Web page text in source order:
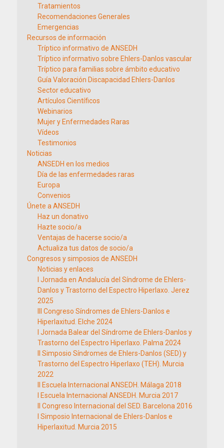
Tratamientos
Recomendaciones Generales
Emergencias
Recursos de información
Tríptico informativo de ANSEDH
Tríptico informativo sobre Ehlers-Danlos vascular
Tríptico para familias sobre ámbito educativo
Guía Valoración Discapacidad Ehlers-Danlos
Sector educativo
Artículos Científicos
Webinarios
Mujer y Enfermedades Raras
Vídeos
Testimonios
Noticias
ANSEDH en los medios
Día de las enfermedades raras
Europa
Convenios
Únete a ANSEDH
Haz un donativo
Hazte socio/a
Ventajas de hacerse socio/a
Actualiza tus datos de socio/a
Congresos y simposios de ANSEDH
Noticias y enlaces
I Jornada en Andalucía del Síndrome de Ehlers-
Danlos y Trastorno del Espectro Hiperlaxo. Jerez
2025
III Congreso Síndromes de Ehlers-Danlos e
Hiperlaxitud. Elche 2024
I Jornada Balear del Síndrome de Ehlers-Danlos y
Trastorno del Espectro Hiperlaxo. Palma 2024
II Simposio Síndromes de Ehlers-Danlos (SED) y
Trastorno del Espectro Hiperlaxo (TEH). Murcia
2022
II Escuela Internacional ANSEDH. Málaga 2018
I Escuela Internacional ANSEDH. Murcia 2017
II Congreso Internacional del SED. Barcelona 2016
I Simposio Internacional de Ehlers-Danlos e
Hiperlaxitud. Murcia 2015